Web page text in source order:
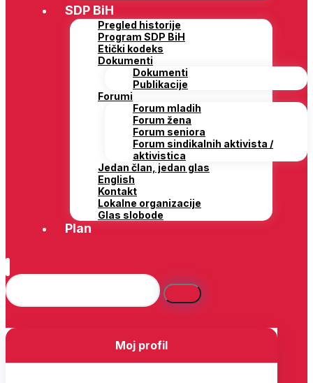
SDP BiH
Pregled historije
Program SDP BiH
Etički kodeks
Dokumenti
Dokumenti
Publikacije
Forumi
Forum mladih
Forum žena
Forum seniora
Forum sindikalnih aktivista /
aktivistica
Jedan član, jedan glas
English
Kontakt
Lokalne organizacije
Glas slobode
Plan
Moj profil